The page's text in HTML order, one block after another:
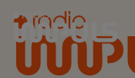
Radio Impuls